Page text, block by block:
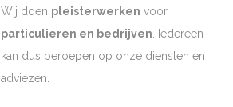
Wij doen pleisterwerken voor
particulieren en bedrijven. Iedereen
kan dus beroepen op onze diensten en
adviezen.